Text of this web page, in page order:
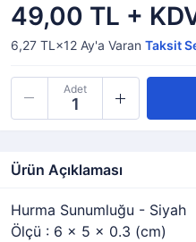
49,00 TL +
6,27 TL×12 Ay'a Varan Taksit
Adet
Ürün Açıklaması
Hurma Sunumluğu - Siyah
Ölçü : 6 x 5 x 0.3 (cm)